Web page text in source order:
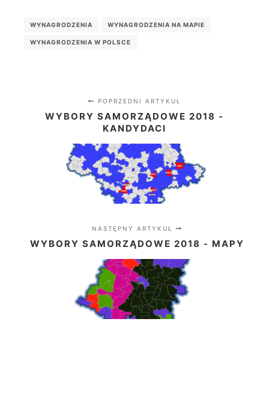
WYNAGRODZENIA WYNAGRODZENIA NA MAPIE
WYNAGRODZENIA W POLSCE
POPRZEDNI ARTYKUŁ
WYBORY SAMORZĄDOWE 2018 -
KANDYDACI
NASTĘPNY ARTYKUŁ
WYBORY SAMORZĄDOWE 2018 - MAPY